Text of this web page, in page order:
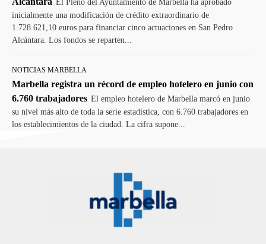
El Pleno del Ayuntamiento de Marbella ha aprobado
inicialmente una modificación de crédito extraordinario de
1.728.621,10 euros para financiar cinco actuaciones en San Pedro
Alcántara. Los fondos se reparten...
NOTICIAS MARBELLA
Marbella registra un récord de empleo hotelero en junio con
6.760 trabajadores El empleo hotelero de Marbella marcó en junio
su nivel más alto de toda la serie estadística, con 6.760 trabajadores en
los establecimientos de la ciudad. La cifra supone...